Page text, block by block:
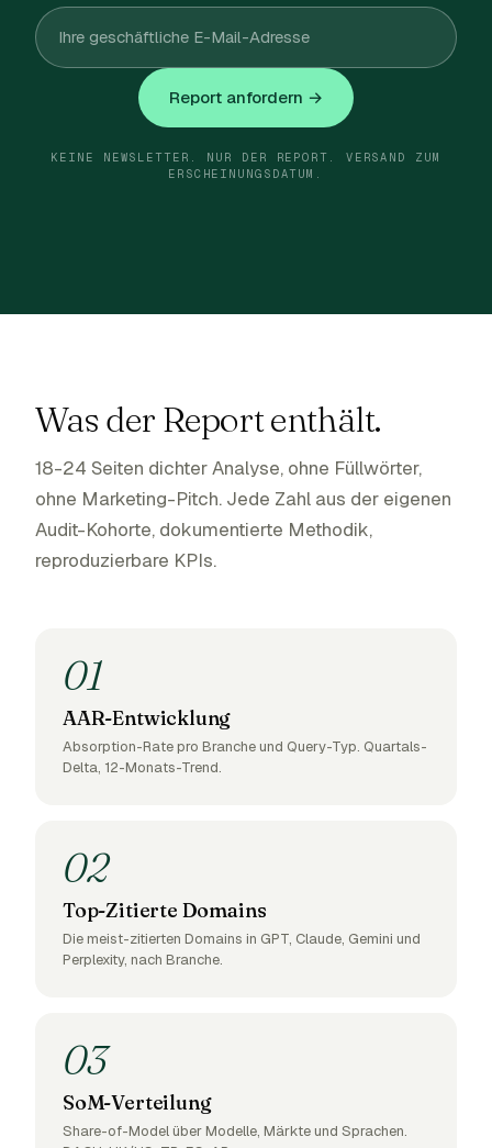
Report anfordern →
KEINE NEWSLETTER. NUR DER REPORT. VERSAND ZUM
ERSCHEINUNGSDATUM.
Was der Report enthält.
18-24 Seiten dichter Analyse, ohne Füllwörter,
ohne Marketing-Pitch. Jede Zahl aus der eigenen
Audit-Kohorte, dokumentierte Methodik,
reproduzierbare KPIs.
01
AAR-Entwicklung
Absorption-Rate pro Branche und Query-Typ. Quartals-
Delta, 12-Monats-Trend.
02
Top-Zitierte Domains
Die meist-zitierten Domains in GPT, Claude, Gemini und
Perplexity, nach Branche.
03
SoM-Verteilung
Share-of-Model über Modelle, Märkte und Sprachen.